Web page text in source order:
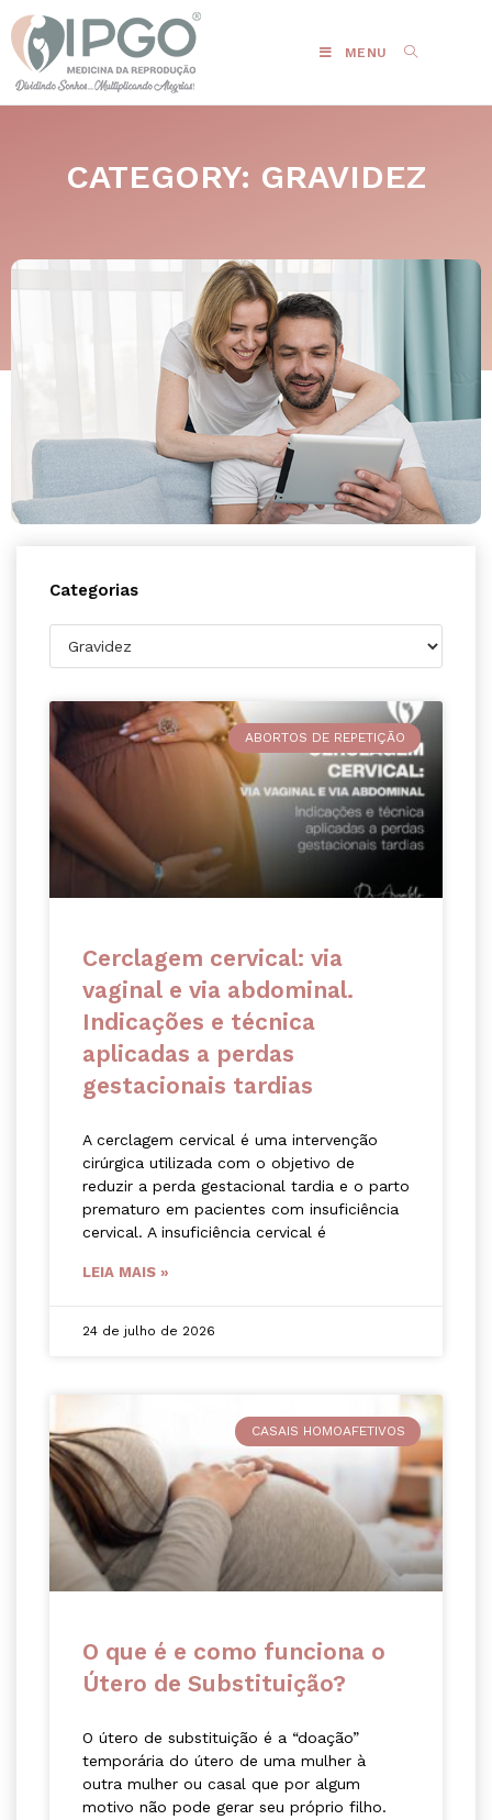
MENU
CATEGORY: GRAVIDEZ
Categorias
ABORTOS DE REPETIÇÃO
Cerclagem cervical: via
vaginal e via abdominal.
Indicações e técnica
aplicadas a perdas
gestacionais tardias
A cerclagem cervical é uma intervenção
cirúrgica utilizada com o objetivo de
reduzir a perda gestacional tardia e o parto
prematuro em pacientes com insuficiência
cervical. A insuficiência cervical é
LEIA MAIS »
24 de julho de 2026
CASAIS HOMOAFETIVOS
O que é e como funciona o
Útero de Substituição?
O útero de substituição é a “doação”
temporária do útero de uma mulher à
outra mulher ou casal que por algum
motivo não pode gerar seu próprio filho.